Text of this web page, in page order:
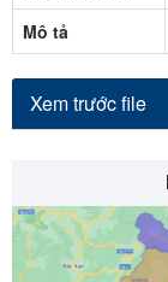
Mô tả
Xem trước file